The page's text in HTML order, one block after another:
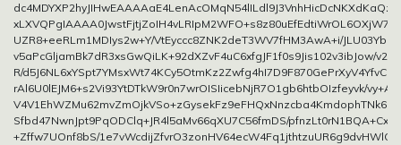
UZR8+eeRLm1MDIys2w+Y/VtEyccc8ZNK2deT3WV7fHM3AwA+i/
v5aPcGljamBk7dR3xsGwQiLK+92dXZvF4uC6xfgJF1f0s9Jis102v3ibJow/
R/
rAl6U0lEJM6+s2Vi93YtDTkW9r0n7wrOISIicebNjR7O1gb6htbOIzfeyvk/
Sfbd47NwnJpt9PqODClq+JR4l5aMv66qXU7C56fmDS/
+Zffw7UOnf8bS/